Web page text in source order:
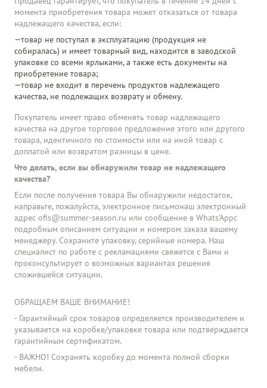
момента приобретения товара может отказаться от товара
надлежащего качества, если:
товар не поступал в эксплуатацию (продукция не
собиралась) и имеет товарный вид, находится в заводской
упаковке со всеми ярлыками, а также есть документы на
приобретение товара;
товар не входит в перечень продуктов надлежащего
качества, не подлежащих возврату и обмену.
Покупатель имеет право обменять товар надлежащего
качества на другое торговое предложение этого или другого
товара, идентичного по стоимости или на иной товар с
доплатой или возвратом разницы в цене.
Что делать, если вы обнаружили товар не надлежащего
качества?
Если после получения товара Вы обнаружили недостаток,
направьте, пожалуйста, электронное письмонаш электронный
адрес ofis@summer-season.ru или сообщение в Whats’Appс
подробным описанием ситуации и номером заказа вашему
менеджеру. Сохраните упаковку, серийные номера. Наш
специалист по работе с рекламациями свяжется с Вами и
проконсультирует о возможных вариантах решения
сложившейся ситуации.
ОБРАЩАЕМ ВАШЕ ВНИМАНИЕ!
- Гарантийный срок товаров определяется производителем и
указывается на коробке/упаковке товара или подтверждается
гарантийным сертификатом.
- ВАЖНО! Сохранять коробку до момента полной сборки
мебели.